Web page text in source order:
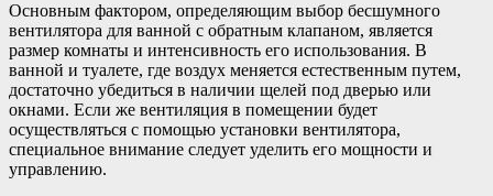
Основным фактором, определяющим выбор бесшумного
вентилятора для ванной с обратным клапаном, является
размер комнаты и интенсивность его использования. В
ванной и туалете, где воздух меняется естественным путем,
достаточно убедиться в наличии щелей под дверью или
окнами. Если же вентиляция в помещении будет
осуществляться с помощью установки вентилятора,
специальное внимание следует уделить его мощности и
управлению.